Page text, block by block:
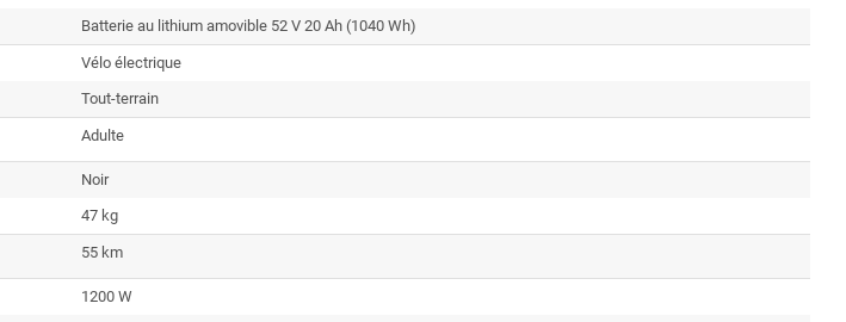
Batterie au lithium amovible 52 V 20 Ah (1040 Wh)
Vélo électrique
Tout-terrain
Adulte
Noir
47 kg
55 km
1200 W